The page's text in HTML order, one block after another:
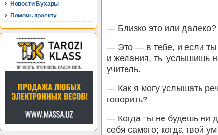
Новости Бухары
Помочь проекту
— Близко это или
— Это — в тебе, и если ты
и желания, ты услышишь
учитель.
— Как я могу услышать
говорить?
— Когда ты не будешь ни
себя самого; когда твой